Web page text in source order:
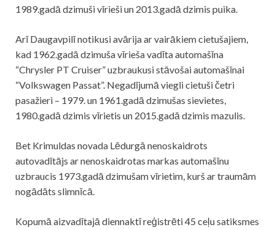
1989.gadā dzimuši vīrieši un 2013.gadā dzimis puika.
Arī Daugavpilī notikusi avārija ar vairākiem cietušajiem,
kad 1962.gadā dzimuša vīrieša vadīta automašīna
“Chrysler PT Cruiser” uzbraukusi stāvošai automašīnai
“Volkswagen Passat”. Negadījumā viegli cietuši četri
pasažieri – 1979. un 1961.gadā dzimušas sievietes,
1980.gadā dzimis vīrietis un 2015.gadā dzimis mazulis.
Bet Krimuldas novada Lēdurgā nenoskaidrots
autovadītājs ar nenoskaidrotas markas automašīnu
uzbraucis 1973.gadā dzimušam vīrietim, kurš ar traumām
nogādāts slimnīcā.
Kopumā aizvadītajā diennaktī reģistrēti 45 ceļu satiksmes